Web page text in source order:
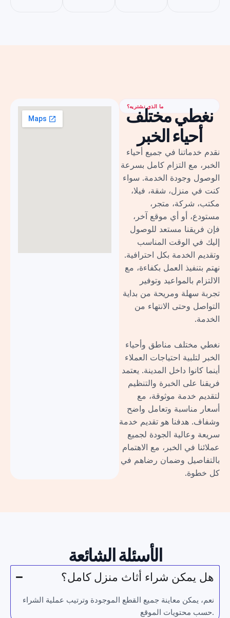
ما الذي نشتريه؟
نغطي مختلف
أحياء الخبر
نقدم خدماتنا في جميع أحياء
الخبر، مع التزام كامل بسرعة
الوصول وجودة الخدمة. سواء
كنت في منزل، شقة، فيلا،
مكتب، شركة، متجر،
مستودع، أو أي موقع آخر،
فإن فريقنا مستعد للوصول
إليك في الوقت المناسب
وتقديم الخدمة بكل احترافية.
نهتم بتنفيذ العمل بكفاءة، مع
الالتزام بالمواعيد وتوفير
تجربة سهلة ومريحة من بداية
التواصل وحتى الانتهاء من
الخدمة.
نغطي مختلف مناطق وأحياء
الخبر لتلبية احتياجات العملاء
أينما كانوا داخل المدينة. يعتمد
فريقنا على الخبرة والتنظيم
لتقديم خدمة موثوقة، مع
أسعار مناسبة وتعامل واضح
وشفاف. هدفنا هو تقديم خدمة
سريعة وعالية الجودة لجميع
عملائنا في الخبر، مع الاهتمام
بالتفاصيل وضمان رضاهم في
كل خطوة.
الأسئلة الشائعة
هل يمكن شراء أثاث منزل كامل؟
نعم، يمكن معاينة جميع القطع الموجودة وترتيب عملية الشراء
حسب محتويات الموقع.